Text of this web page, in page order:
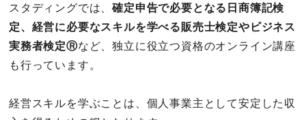
スタディングでは、確定申告で必要となる日商簿記検
定、経営に必要なスキルを学べる販売士検定やビジネス
実務者検定Ⓡなど、独立に役立つ資格のオンライン講座
も行っています。
経営スキルを学ぶことは、個人事業主として安定した収